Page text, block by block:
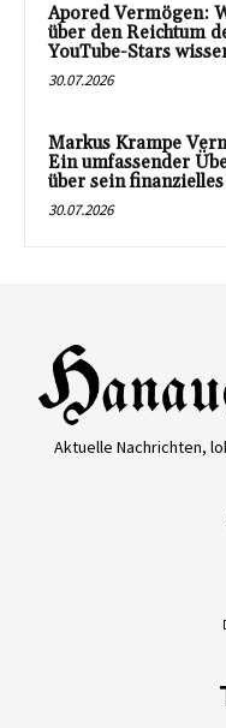
Apored Vermögen:
über den Reichtum
YouTube-Stars
30.07.2026
Markus Krampe
Ein umfassender
über sein
30.07.2026
Aktuelle Nachrichten,